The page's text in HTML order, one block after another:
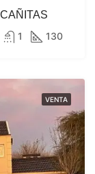
1 130
VENTA